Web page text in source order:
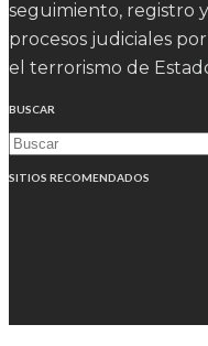
seguimiento, registro
procesos judiciales
el terrorismo de
BUSCAR
SITIOS RECOMENDADOS